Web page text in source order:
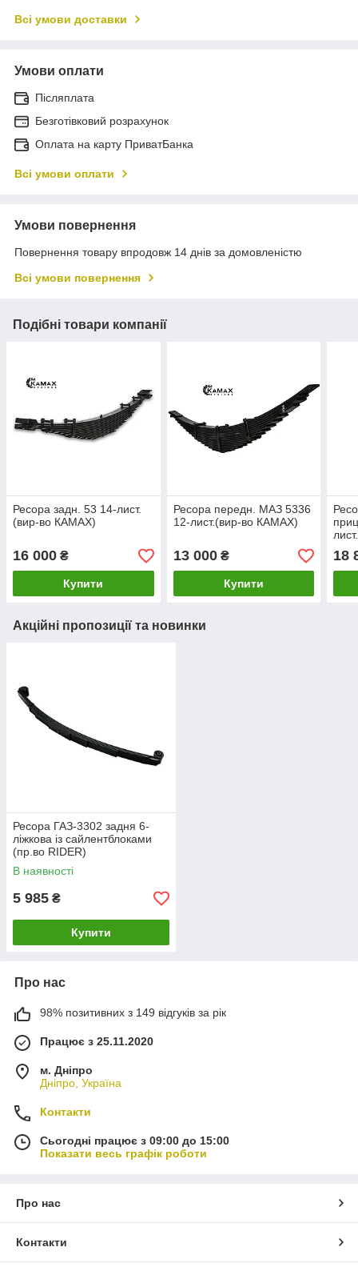
Всі умови доставки
Умови оплати
Післяплата
Безготівковий розрахунок
Оплата на карту ПриватБанка
Всі умови оплати
Умови повернення
Повернення товару впродовж 14 днів за домовленістю
Всі умови повернення
Подібні товари компанії
Ресора задн. 53 14-лист.
(вир-во КАМАХ)
16 000 ₴
Купити
Ресора передн. МАЗ 5336
12-лист.(вир-во КАМАХ)
13 000₴
Купити
18
Акційні пропозиції та новинки
Ресора ГАЗ-3302 задня 6-
ліжкова із сайлентблоками
(пр.во RIDER)
В наявності
5 985 ₴
Купити
Про нас
98% позитивних з 149 відгуків за рік
Працює з 25.11.2020
м. Дніпро
Дніпро, Україна
Контакти
Сьогодні працює з 09:00 до 15:00
Показати весь графік роботи
Про нас
Контакти